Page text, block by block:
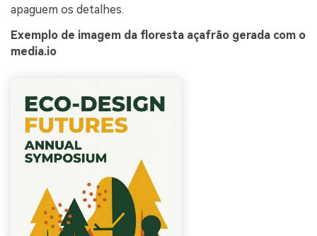
apaguem os detalhes.
Exemplo de imagem da floresta açafrão gerada com o
media.io